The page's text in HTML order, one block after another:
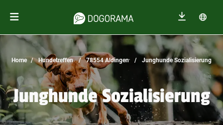
Home Hundetreffen 78554 Aldingen Junghunde Sozialisierung
Junghunde Sozialisierung